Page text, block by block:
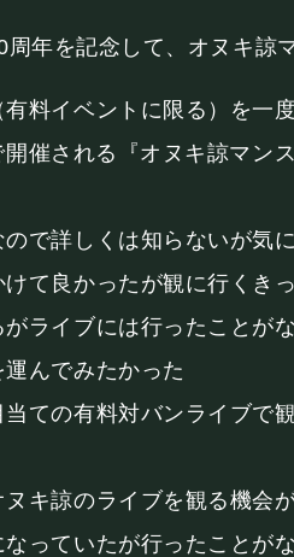
年を記念して、オヌキ諒
有料イベントに限る）を一
催される『オヌキ諒マン
ので詳しくは知らないが気
けて良かったが観に行くき
がライブには行ったことが
運んでみたかった
ての有料対バンライブで
キ諒のライブを観る機会
っていたが行ったことが